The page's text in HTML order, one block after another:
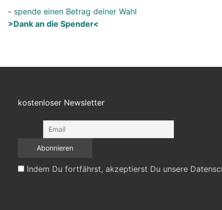
- spende einen Betrag deiner Wahl
>Dank an die Spender<
kostenloser Newsletter
Indem Du fortfährst, akzeptierst Du unsere